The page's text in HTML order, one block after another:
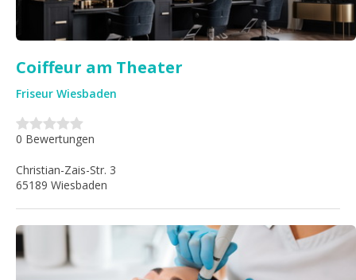
Coiffeur am Theater
Friseur Wiesbaden
Christian-Zais-Str. 3
65189 Wiesbaden
0 Bewertungen